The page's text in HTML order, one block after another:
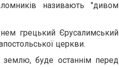
називають "дивом
грецький Єрусалимський
церкви.
буде останнім перед